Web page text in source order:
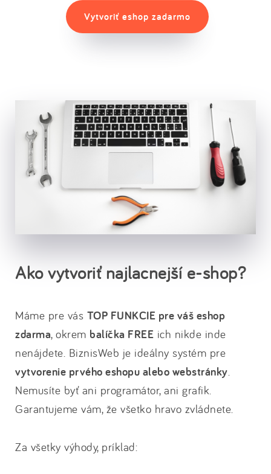
Vytvoriť eshop zadarmo
Ako vytvoriť najlacnejší e-shop?
Máme pre vás TOP FUNKCIE pre váš eshop
zdarma, okrem balíčka FREE ich nikde inde
nenájdete. BiznisWeb je ideálny systém pre
vytvorenie prvého eshopu alebo webstránky.
Nemusíte byť ani programátor, ani grafik.
Garantujeme vám, že všetko hravo zvládnete.
Za všetky výhody, príklad: